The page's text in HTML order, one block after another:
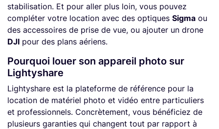
stabilisation. Et pour aller plus loin, vous pouvez
compléter votre location avec des optiques Sigma ou
des accessoires de prise de vue, ou ajouter un drone
DJI pour des plans aériens.
Pourquoi louer son appareil photo sur
Lightyshare
Lightyshare est la plateforme de référence pour la
location de matériel photo et vidéo entre particuliers
et professionnels. Concrètement, vous bénéficiez de
plusieurs garanties qui changent tout par rapport à